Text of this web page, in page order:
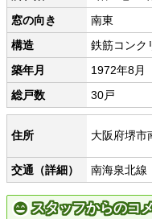
窓の向き
南東
構造
鉄筋コンク
築年月
1972年8月
総戸数
30戸
住所 大阪府堺市
交通（詳細） 南海泉北
スタッフからのコ